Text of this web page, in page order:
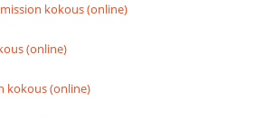
kokous (online)
(online)
kokous (online)